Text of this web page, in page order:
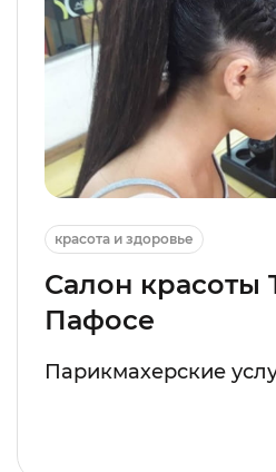
красота и здоровье
Салон красоты
Пафосе
Парикмахерские